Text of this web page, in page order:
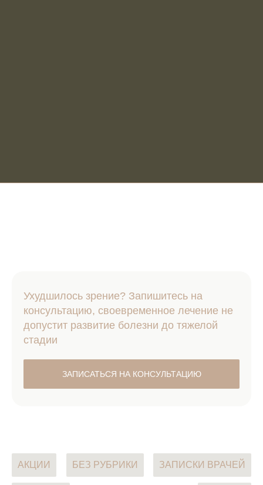
АКЦИИ БЕЗ РУБРИКИ ЗАПИСКИ ВРАЧЕЙ
Ухудшилось зрение? Запишитесь на
консультацию, своевременное лечение не
допустит развитие болезни до тяжелой
стадии
ЗАПИСАТЬСЯ НА КОНСУЛЬТАЦИЮ